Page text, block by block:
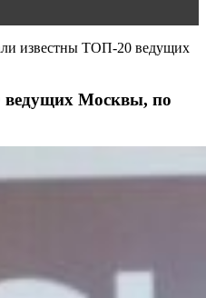
известны ТОП-20 ведущих
Москвы, по